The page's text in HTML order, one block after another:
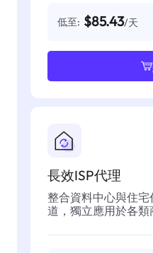
低至: $85.43/天
長效ISP代理
整合資料中心與住宅
道，獨立應用於各類